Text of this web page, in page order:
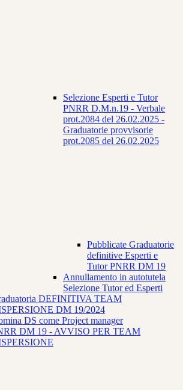
Selezione Esperti e Tutor
PNRR D.M.n.19 - Verbale
prot.2084 del 26.02.2025 -
Graduatorie provvisorie
prot.2085 del 26.02.2025
Pubblicate Graduatorie
definitive Esperti e
Tutor PNRR DM 19
Annullamento in autotutela
Selezione Tutor ed Esperti
DEFINITIVA TEAM
DM 19/2024
DS come Project manager
DM 19 - AVVISO PER TEAM